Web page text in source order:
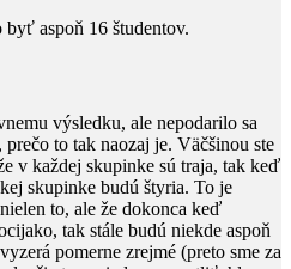
byť aspoň 16 študentov.
výsledku, ale nepodarilo sa
to tak naozaj je. Väčšinou ste
v každej skupinke sú traja, tak keď
skupinke budú štyria. To je
to, ale že dokonca keď
tak stále budú niekde aspoň
pomerne zrejmé (preto sme za